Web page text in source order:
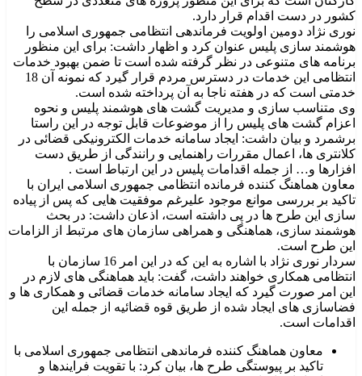
کشور در دست اقدام قرار دارد.
نوری نژاد دومین اولویت فرماندهی انتظامی جمهوری اسلامی را
هوشمند سازی پلیس عنوان کرد و اظهار داشت: برای این منظور
برنامه های متنوعی در نظر گرفته شده است تا ضمن بهبود خدمات
انتظامی این خدمات در دسترس مردم قرار گیرد که نمونه آن 18
خدمتی است که در هفته ناجا به آن پرداخته شده است.
وی متناسب سازی و مدیریت گشت های هوشمند پلیس و نحوه
اعزام گشت های پلیس را از موضوعات قابل توجه در این راستا
برشمرد و بیان داشت: ایجاد سامانه خدمات الکترونیکی قضائی در
کلانتری ها، اعمال مقررات راهنمایی و رانندگی از طریق دست
افزارها و… از جمله اقدامات پلیس در این ارتباط است .
معاون هماهنگ کننده فرمانده انتظامی جمهوری اسلامی ایران با
تاکید بر بررسی موانع موجود علیرغم موفقیت هایی که پس از پیاده
سازی این طرح ها در پی داشته است، اذعان داشت: در بحث
هوشمند سازی، هماهنگی و همراهی سازمان های مرتبط از الزامات
این طرح است.
سردار نوری نژاد با اشاره به این که در این امر 16 سازمان با
انتظامی همکاری خواهند داشت، گفت: باید هماهنگی های لازم در
این امر صورت گیرد که ایجاد سامانه خدمات قضائی و همکاری ها و
فضاسازی های ایجاد شده از طریق قوه قضائیه از جمله این
اقدامات است.
معاون هماهنگ کننده فرماندهی انتظامی جمهوری اسلامی با
تاکید بر پیوستگی طرح ها، بیان کرد: با تقویت فرایندها و